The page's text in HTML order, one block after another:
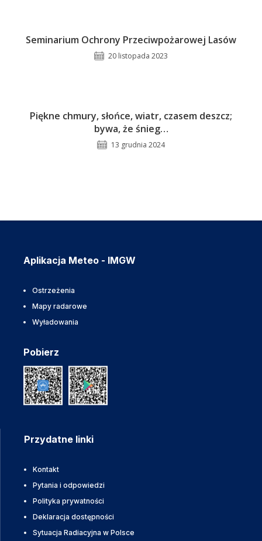
Seminarium Ochrony Przeciwpożarowej Lasów
20 listopada 2023
Piękne chmury, słońce, wiatr, czasem deszcz;
bywa, że śnieg…
13 grudnia 2024
Aplikacja Meteo - IMGW
Ostrzeżenia
Mapy radarowe
Wyładowania
Pobierz
Przydatne linki
Kontakt
Pytania i odpowiedzi
Polityka prywatności
Deklaracja dostępności
Sytuacja Radiacyjna w Polsce